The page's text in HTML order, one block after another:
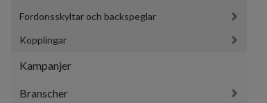
Fordonsskyltar och backspeglar
Kopplingar
Kampanjer
Branscher